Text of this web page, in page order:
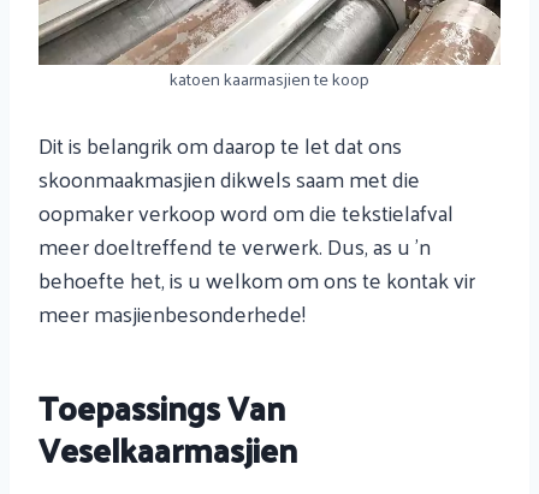
katoen kaarmasjien te koop
Dit is belangrik om daarop te let dat ons
skoonmaakmasjien dikwels saam met die
oopmaker verkoop word om die tekstielafval
meer doeltreffend te verwerk. Dus, as u 'n
behoefte het, is u welkom om ons te kontak vir
meer masjienbesonderhede!
Toepassings Van
Veselkaarmasjien